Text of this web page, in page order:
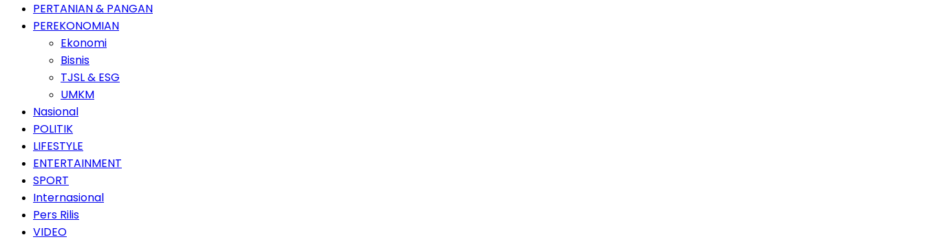
PERTANIAN & PANGAN
PEREKONOMIAN
Ekonomi
Bisnis
TJSL & ESG
UMKM
Nasional
POLITIK
LIFESTYLE
ENTERTAINMENT
SPORT
Internasional
Pers Rilis
VIDEO